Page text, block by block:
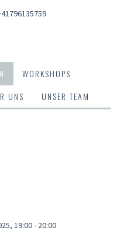
WORKSHOPS
UNS UNSER TEAM
19:00 - 20:00